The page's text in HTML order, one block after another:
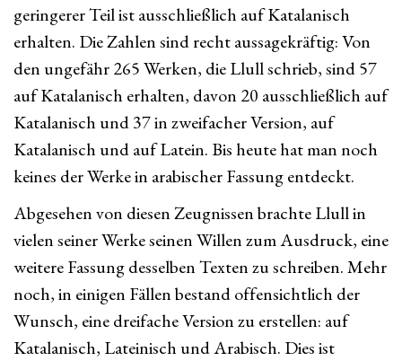
geringerer Teil ist ausschließlich auf Katalanisch
erhalten. Die Zahlen sind recht aussagekräftig: Von
den ungefähr 265 Werken, die Llull schrieb, sind 57
auf Katalanisch erhalten, davon 20 ausschließlich auf
Katalanisch und 37 in zweifacher Version, auf
Katalanisch und auf Latein. Bis heute hat man noch
keines der Werke in arabischer Fassung entdeckt.
Abgesehen von diesen Zeugnissen brachte Llull in
vielen seiner Werke seinen Willen zum Ausdruck, eine
weitere Fassung desselben Texten zu schreiben. Mehr
noch, in einigen Fällen bestand offensichtlich der
Wunsch, eine dreifache Version zu erstellen: auf
Katalanisch, Lateinisch und Arabisch. Dies ist